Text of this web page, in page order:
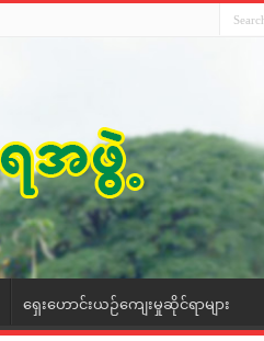
ရှေးဟောင်းယဉ်ကျေးမှုဆိုင်ရာများ